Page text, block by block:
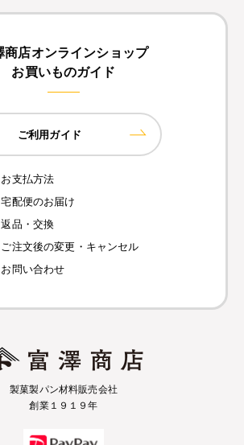
商店オンラインショップ
お買いものガイド
ご利用ガイド
お支払方法
宅配便のお届け
返品・交換
ご注文後の変更・キャンセル
お問い合わせ
製菓製パン材料販売会社
創業１９１９年